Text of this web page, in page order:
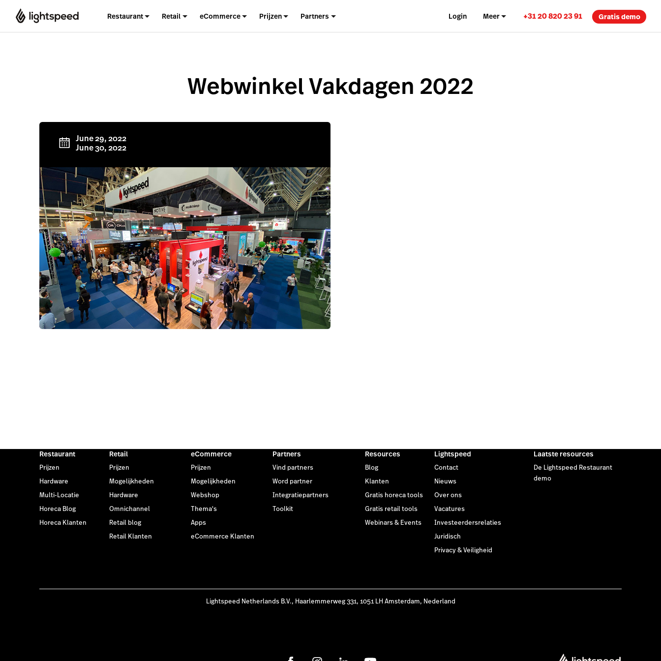
Restaurant Retail eCommerce Prijzen Partners Login Meer +31 20 820 23 91 Gratis demo
Webwinkel Vakdagen 2022
June 29, 2022
June 30, 2022
Restaurant
Prijzen
Hardware
Multi-Locatie
Horeca Blog
Horeca Klanten
Retail
Prijzen
Mogelijkheden
Hardware
Omnichannel
Retail blog
Retail Klanten
eCommerce
Prijzen
Mogelijkheden
Webshop
Thema's
Apps
eCommerce Klanten
Partners
Vind partners
Word partner
Integratiepartners
Toolkit
Resources
Blog
Klanten
Gratis horeca tools
Gratis retail tools
Webinars & Events
Lightspeed
Contact
Nieuws
Over ons
Vacatures
Investeerdersrelaties
Juridisch
Privacy & Veiligheid
Laatste resources
De Lightspeed Restaurant
demo
Lightspeed Netherlands B.V., Haarlemmerweg 331, 1051 LH Amsterdam, Nederland